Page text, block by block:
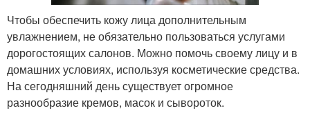
Чтобы обеспечить кожу лица дополнительным
увлажнением, не обязательно пользоваться услугами
дорогостоящих салонов. Можно помочь своему лицу и в
домашних условиях, используя косметические средства.
На сегодняшний день существует огромное
разнообразие кремов, масок и сывороток.